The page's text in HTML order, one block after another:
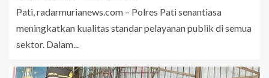
Pati, radarmurianews.com – Polres Pati senantiasa
meningkatkan kualitas standar pelayanan publik di semua
sektor. Dalam...